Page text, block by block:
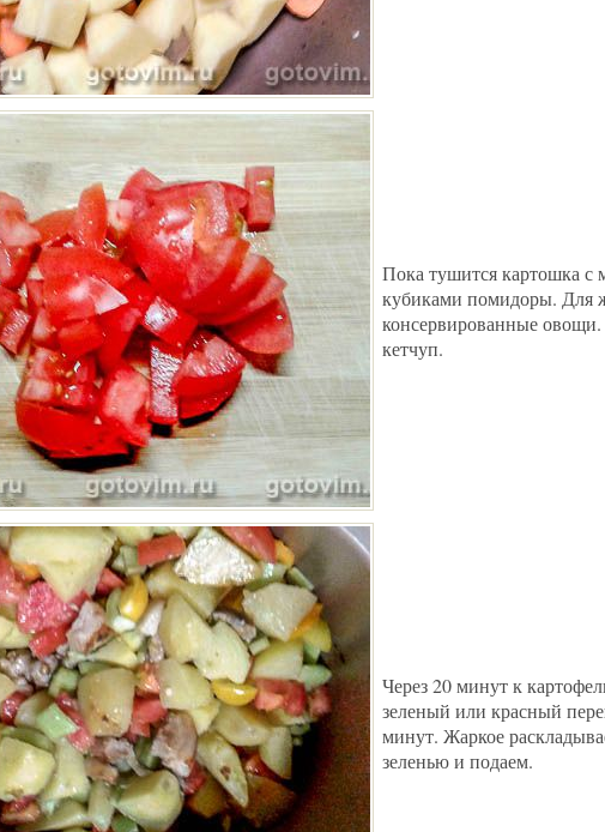
Пока тушится картошка с
кубиками помидоры. Для
консервированные овощи.
кетчуп.
Через 20 минут к
зеленый или красный
минут. Жаркое
зеленью и подаем.